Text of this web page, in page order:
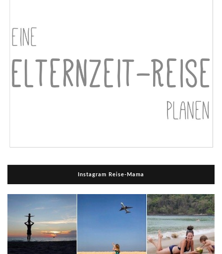
Instagram Reise-Mama